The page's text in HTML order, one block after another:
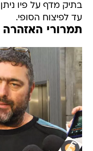
בתיק מדף על פיו
עד לפיצוח הסופי.
תמרורי האזהרה